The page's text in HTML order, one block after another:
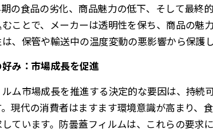
の食品の劣化、商品魅力の低下、そして最終
ことで、メーカーは透明性を保ち、商品の魅
、保管や輸送中の温度変動の悪影響から保護し
み：市場成長を促進
ム市場成長を推進する決定的な要因は、持続
現代の消費者はますます環境意識が高まり、
ています。防曇蓋フィルムは、これらの要求